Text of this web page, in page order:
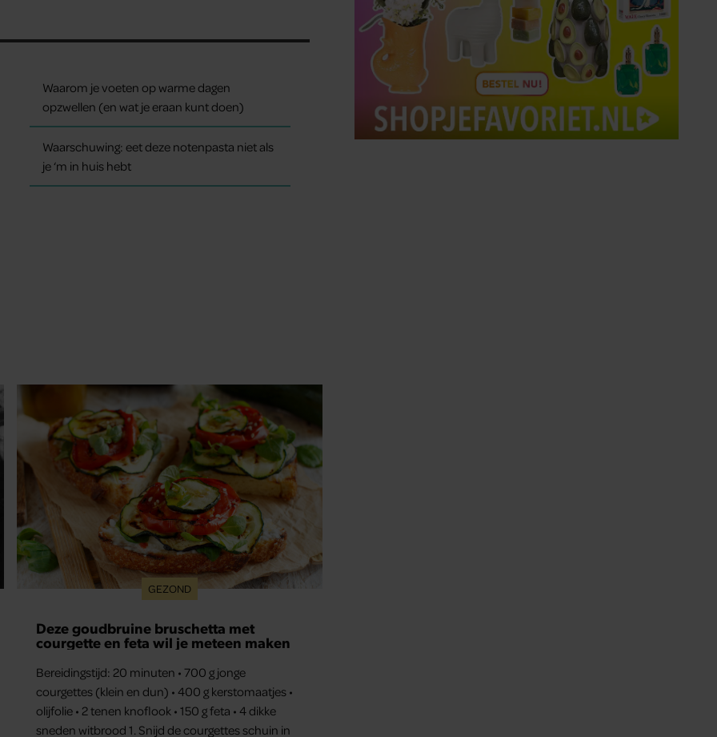
Waarom je voeten op warme dagen
opzwellen (en wat je eraan kunt doen)
Waarschuwing: eet deze notenpasta niet als
je ‘m in huis hebt
GEZOND
Deze goudbruine bruschetta met
courgette en feta wil je meteen maken
Bereidingstijd: 20 minuten • 700 g jonge
courgettes (klein en dun) • 400 g kerstomaatjes •
olijfolie • 2 tenen knoflook • 150 g feta • 4 dikke
sneden witbrood 1. Snijd de courgettes schuin in